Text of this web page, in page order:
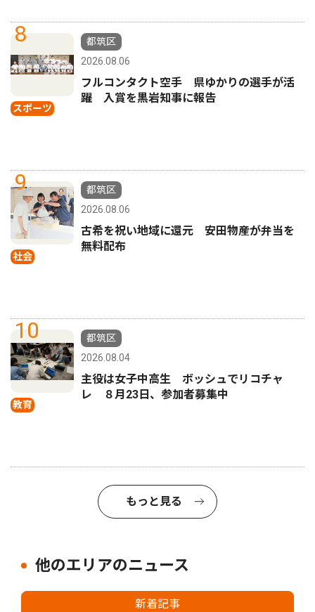
8
スポーツ
都筑区
2026.08.06
フルコンタクト空手 県ゆかりの選手が活
躍 入賞を黒岩知事に報告
9
社会
都筑区
2026.08.06
古希を祝い地域に還元 安田物産が弁当を
無料配布
10
教育
都筑区
2026.08.04
主役は女子中高生 ボッシュでリコチャ
レ ８月23日、参加者募集中
もっと見る
他のエリアのニュース
新着記事